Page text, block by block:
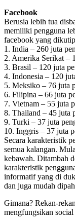
Facebook
Berusia lebih tua
memiliki pengguna
facebook yang
1. India – 260 juta
2. Amerika Serikat –
3. Brasil – 120 juta
4. Indonesia – 120
5. Meksiko – 76 juta
6. Filipina – 66 juta
7. Vietnam – 55 juta
8. Thailand – 45 juta
9. Turki – 37 juta
10. Inggris – 37 juta
Secara karakteristik
semua kalangan.
kebawah. Ditambah
karakteristik
informatif yang di
dan juga mudah
Gimana? Rekan-
mengfungsikan social